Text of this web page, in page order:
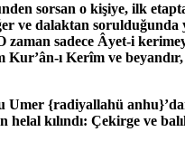
sorsan o kişiye, ilk
ve dalaktan
zaman sadece Âyet-i
ı Kerîm ve
Umer {radiyallahü anhu}
kılındı: Çekirge ve